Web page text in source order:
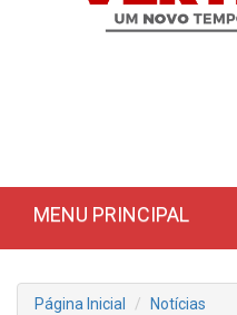
MENU PRINCIPAL
Página Inicial
Notícias